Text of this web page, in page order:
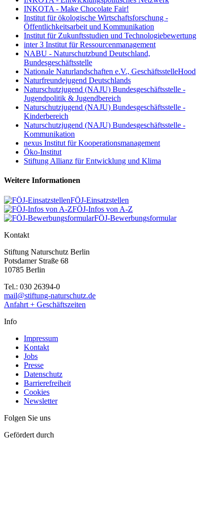
INKOTA - Make Chocolate Fair!
Institut für ökologische Wirtschaftsforschung -
Öffentlichkeitsarbeit und Kommunikation
Institut für Zukunftsstudien und Technologiebewertung
inter 3 Institut für Ressourcenmanagement
NABU - Naturschutzbund Deutschland,
Bundesgeschäftsstelle
Nationale Naturlandschaften e.V., GeschäftsstelleHood
Naturfreundejugend Deutschlands
Naturschutzjugend (NAJU) Bundesgeschäftsstelle -
Jugendpolitik & Jugendbereich
Naturschutzjugend (NAJU) Bundesgeschäftsstelle -
Kinderbereich
Naturschutzjugend (NAJU) Bundesgeschäftsstelle -
Kommunikation
nexus Institut für Kooperationsmanagement
Öko-Institut
Stiftung Allianz für Entwicklung und Klima
Weitere Informationen
FÖJ-Einsatzstellen
FÖJ-Infos von A-Z
FÖJ-Bewerbungsformular
Kontakt
Stiftung Naturschutz Berlin
Potsdamer Straße 68
10785 Berlin
Tel.: 030 26394-0
mail@stiftung-naturschutz.de
Anfahrt + Geschäftszeiten
Info
Impressum
Kontakt
Jobs
Presse
Datenschutz
Barrierefreiheit
Cookies
Newsletter
Folgen Sie uns
Gefördert durch